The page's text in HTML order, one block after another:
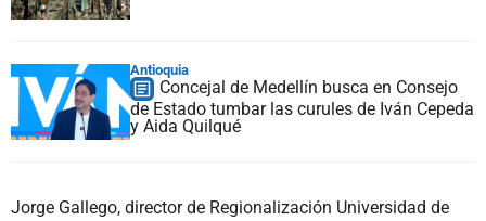
Antioquia
Concejal de Medellín busca en Consejo
de Estado tumbar las curules de Iván Cepeda
y Aida Quilqué
Jorge Gallego, director de Regionalización Universidad de